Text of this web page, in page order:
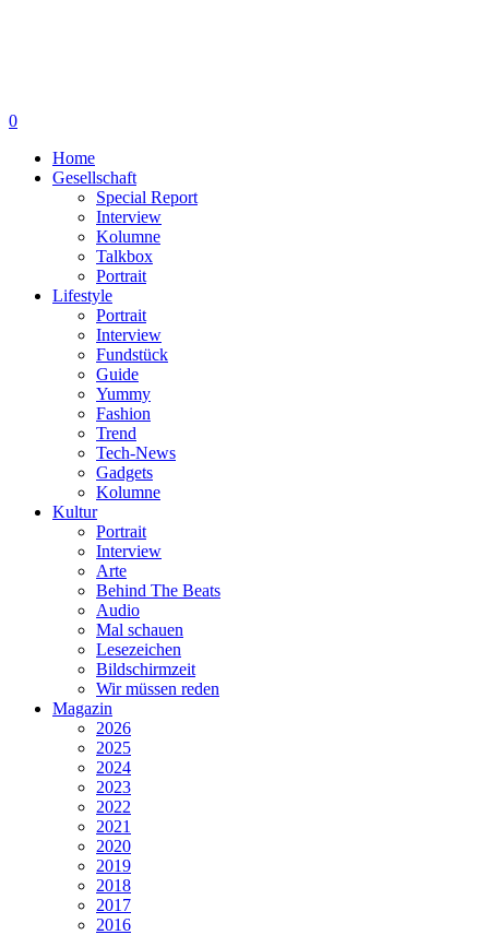
0
Home
Gesellschaft
Special Report
Interview
Kolumne
Talkbox
Portrait
Lifestyle
Portrait
Interview
Fundstück
Guide
Yummy
Fashion
Trend
Tech-News
Gadgets
Kolumne
Kultur
Portrait
Interview
Arte
Behind The Beats
Audio
Mal schauen
Lesezeichen
Bildschirmzeit
Wir müssen reden
Magazin
2026
2025
2024
2023
2022
2021
2020
2019
2018
2017
2016